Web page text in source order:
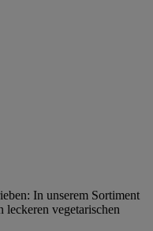
In unserem Sortiment
leckeren vegetarischen